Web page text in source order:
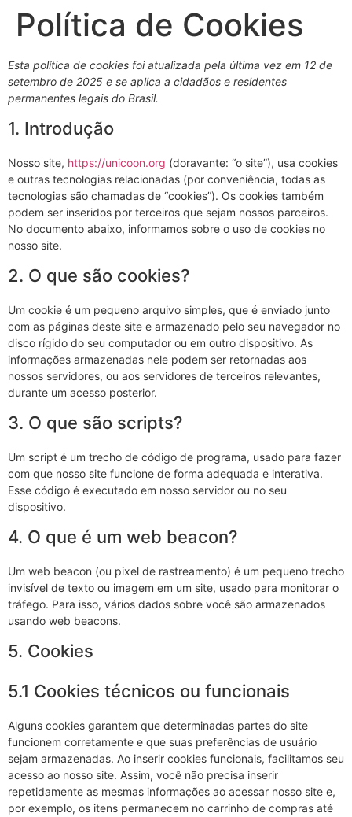
Política de Cookies
Esta política de cookies foi atualizada pela última vez em 12 de
setembro de 2025 e se aplica a cidadãos e residentes
permanentes legais do Brasil.
1. Introdução
Nosso site, https://unicoon.org (doravante: “o site”), usa cookies
e outras tecnologias relacionadas (por conveniência, todas as
tecnologias são chamadas de “cookies”). Os cookies também
podem ser inseridos por terceiros que sejam nossos parceiros.
No documento abaixo, informamos sobre o uso de cookies no
nosso site.
2. O que são cookies?
Um cookie é um pequeno arquivo simples, que é enviado junto
com as páginas deste site e armazenado pelo seu navegador no
disco rígido do seu computador ou em outro dispositivo. As
informações armazenadas nele podem ser retornadas aos
nossos servidores, ou aos servidores de terceiros relevantes,
durante um acesso posterior.
3. O que são scripts?
Um script é um trecho de código de programa, usado para fazer
com que nosso site funcione de forma adequada e interativa.
Esse código é executado em nosso servidor ou no seu
dispositivo.
4. O que é um web beacon?
Um web beacon (ou pixel de rastreamento) é um pequeno trecho
invisível de texto ou imagem em um site, usado para monitorar o
tráfego. Para isso, vários dados sobre você são armazenados
usando web beacons.
5. Cookies
5.1 Cookies técnicos ou funcionais
Alguns cookies garantem que determinadas partes do site
funcionem corretamente e que suas preferências de usuário
sejam armazenadas. Ao inserir cookies funcionais, facilitamos seu
acesso ao nosso site. Assim, você não precisa inserir
repetidamente as mesmas informações ao acessar nosso site e,
por exemplo, os itens permanecem no carrinho de compras até